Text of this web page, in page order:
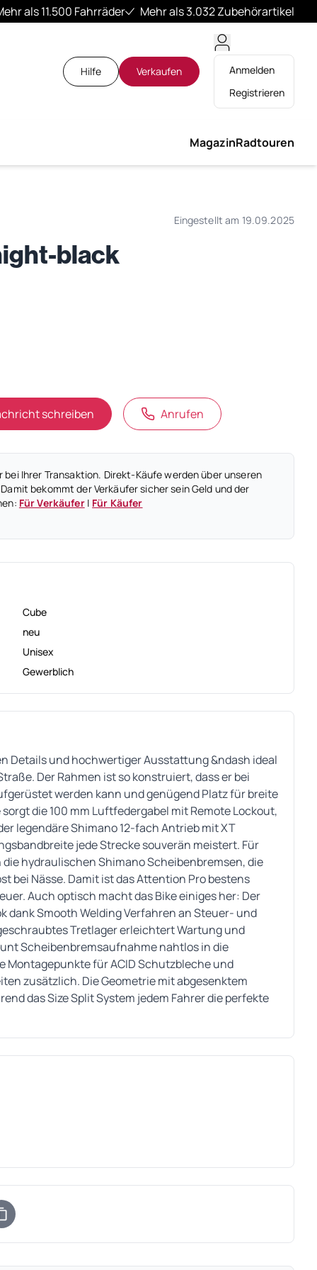
als 11.500 Fahrräder Mehr als 3.032 Zubehörartikel
Hilfe Verkaufen
Anmelden
Registrieren
MagazinRadtouren
Eingestellt am 19.09.2025
black
schreiben Anrufen
Ihrer Transaktion. Direkt-Käufe werden über unseren
bekommt der Verkäufer sicher sein Geld und der
Für Verkäufer| Für Käufer
Cube
neu
Unisex
Gewerblich
Details und hochwertiger Ausstattung &ndash ideal
Der Rahmen ist so konstruiert, dass er bei
werden kann und genügend Platz für breite
die 100 mm Luftfedergabel mit Remote Lockout,
legendäre Shimano 12-fach Antrieb mit XT
jede Strecke souverän meistert. Für
hydraulischen Shimano Scheibenbremsen, die
bei Nässe. Damit ist das Attention Pro bestens
Auch optisch macht das Bike einiges her: Der
dank Smooth Welding Verfahren an Steuer- und
Tretlager erleichtert Wartung und
Scheibenbremsaufnahme nahtlos in die
für ACID Schutzbleche und
zusätzlich. Die Geometrie mit abgesenktem
das Size Split System jedem Fahrer die perfekte
Tab)